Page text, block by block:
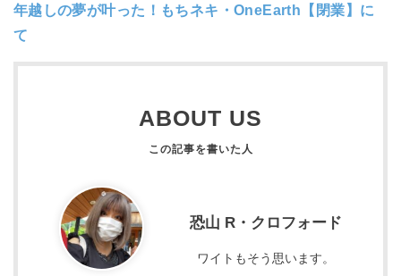
年越しの夢が叶った！もちネキ・OneEarth【閉業】に
て
ABOUT US
恐山 R・クロフォード
ワイトもそう思います。